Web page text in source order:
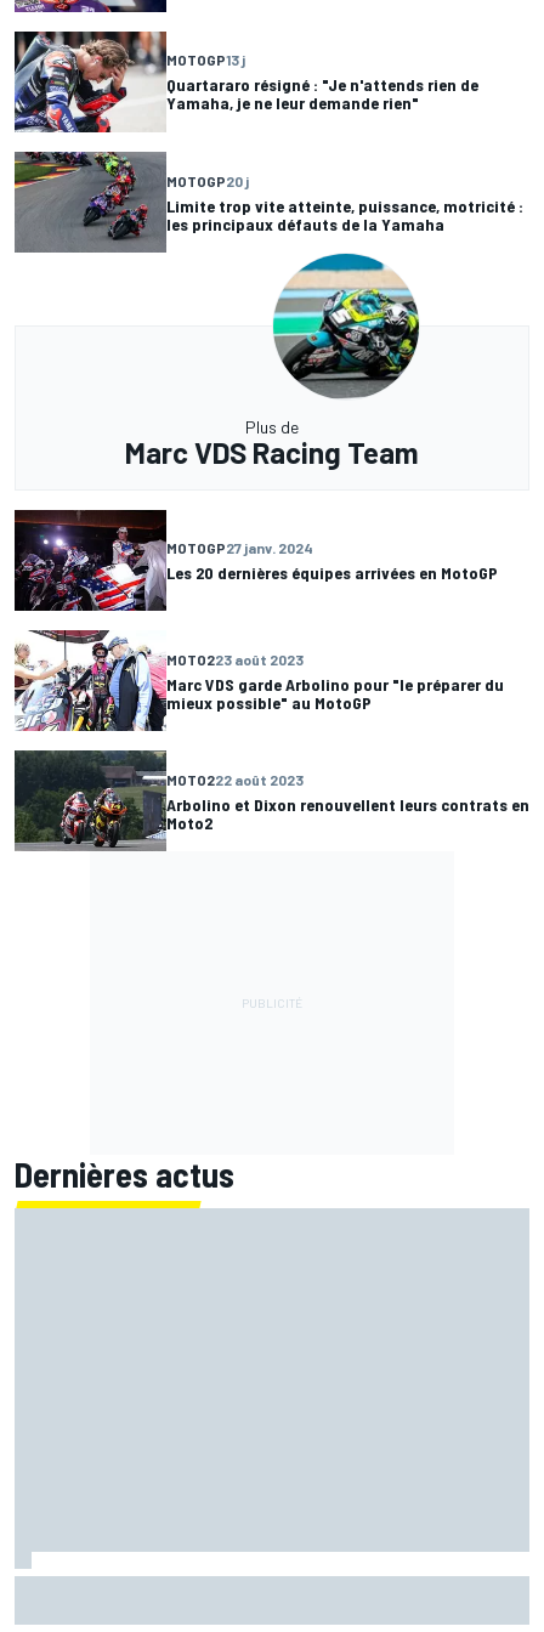
MOTOGP13 j
Quartararo résigné : "Je n'attends rien de
Yamaha, je ne leur demande rien"
MOTOGP20 j
Limite trop vite atteinte, puissance, motricité :
les principaux défauts de la Yamaha
Plus de
Marc VDS Racing Team
MOTOGP27 janv. 2024
Les 20 dernières équipes arrivées en MotoGP
MOTO223 août 2023
Marc VDS garde Arbolino pour "le préparer du
mieux possible" au MotoGP
MOTO222 août 2023
Arbolino et Dixon renouvellent leurs contrats en
Moto2
Dernières actus